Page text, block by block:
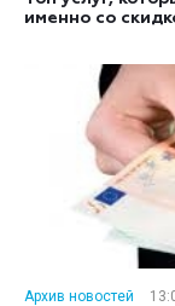
именно со
Архив новостей